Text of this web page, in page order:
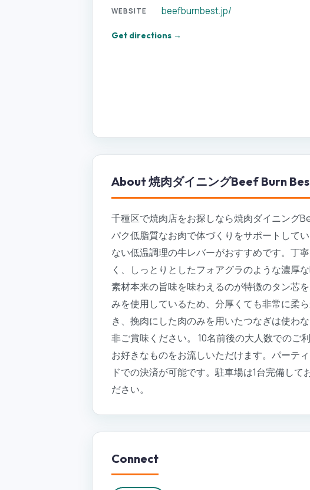
WEBSITE beefburnbest.jp/
Get directions →
About焼肉ダイニングBeef Burn
千種区で焼肉店をお探しなら焼肉ダイニング
パク低脂質なお肉で体づくりをサポートして
ない低温調理の牛レバーがおすすめです。丁
く、しっとりとしたフォアグラのような濃厚
素材本来の旨味を味わえるのが特徴のタン芯
みを使用しているため、分厚くても非常に柔
き、挽肉にした肉のみを用いたつなぎは使わ
非ご賞味ください。 10名前後の大人数でのご
お好きなものをお流しいただけます。パーテ
ドでの決済が可能です。駐車場は1台完備し
ださい。
Connect